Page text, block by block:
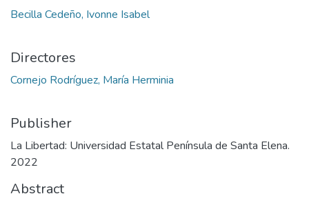
Becilla Cedeño, Ivonne Isabel
Directores
Cornejo Rodríguez, María Herminia
Publisher
La Libertad: Universidad Estatal Península de Santa Elena.
2022
Abstract